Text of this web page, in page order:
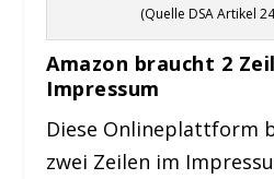
(Quelle DSA Artikel
Amazon braucht 2
Impressum
Diese Onlineplattform
zwei Zeilen im